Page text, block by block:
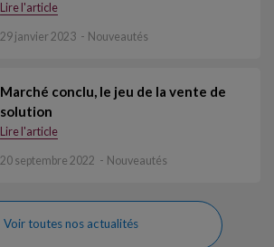
Lire l'article
29 janvier 2023 Nouveautés
Marché conclu, le jeu de la vente de
solution
Lire l'article
20 septembre 2022 Nouveautés
Voir toutes nos actualités